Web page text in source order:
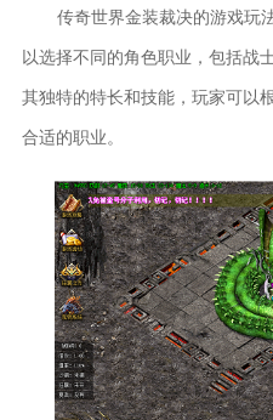
传奇世界金装裁决的游戏玩
以选择不同的角色职业，包括战
其独特的特长和技能，玩家可以
合适的职业。